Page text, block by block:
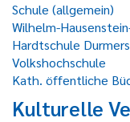
Schule (allgemein)
Wilhelm-
Hardtschule
Volkshochschule
Kath. öffentliche
Kulturelle